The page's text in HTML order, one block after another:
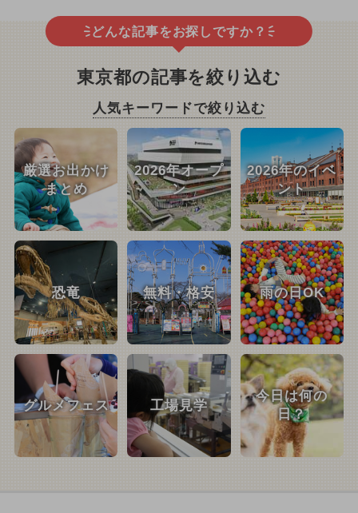
どんな記事をお探しですか？
東京都の記事を絞り込む
人気キーワードで絞り込む
厳選お出かけ
まとめ
2026年オープ
ン
2026年のイベ
ント
恐竜 無料・格安 雨の日OK
グルメフェス 工場見学
今日は何の
日？